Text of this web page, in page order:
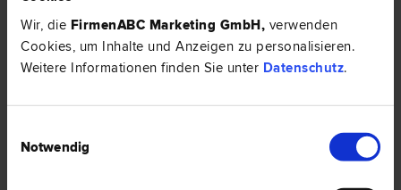
Wir, die FirmenABC Marketing GmbH, verwenden
Cookies, um Inhalte und Anzeigen zu personalisieren.
Weitere Informationen finden Sie unter Datenschutz.
Notwendig
HIER ZUM ARTIKEL ›
EXPERTENTIPP